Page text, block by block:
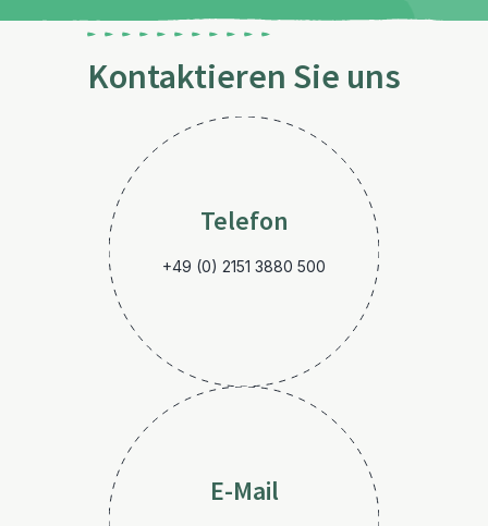
Kontaktieren Sie uns
Telefon
+49 (0) 2151 3880 500
E-Mail